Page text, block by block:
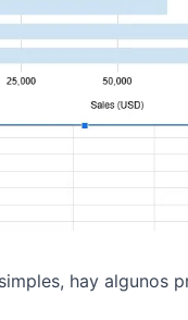
hay algunos